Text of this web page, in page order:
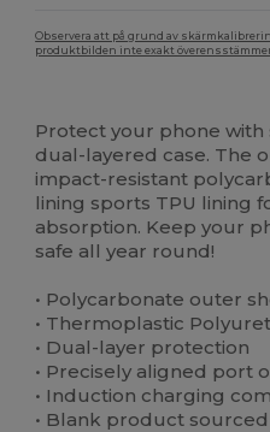
Observera att på grund av
produktbilden inte exakt
Protect your phone with
dual-layered case. The
impact-resistant
lining sports TPU lining
absorption. Keep your
safe all year round!
• Polycarbonate outer
• Thermoplastic
• Dual-layer protection
• Precisely aligned port
• Induction charging
• Blank product